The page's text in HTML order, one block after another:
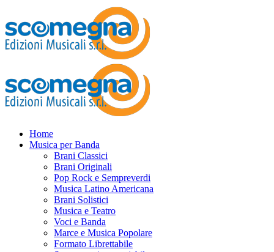
Home
Musica per Banda
Brani Classici
Brani Originali
Pop Rock e Sempreverdi
Musica Latino Americana
Brani Solistici
Musica e Teatro
Voci e Banda
Marce e Musica Popolare
Formato Librettabile